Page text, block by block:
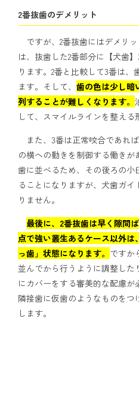
2番抜歯のデメリット
ですが、2番抜歯にはデメリ
は、抜歯した2番部分に【犬歯
ります。2番と比較して3番は
ます。そして、 歯の色は少し暗
列することが難しくなります。
して、スマイルラインを整える
また、3番は正常咬合であれ
の横への動きを制御する働きが
歯に並べるため、その後ろの
ることになりますが、犬歯ガ
りません。
最後に、2番抜歯は早く隙間
点で強い叢生あるケース以外は
っ歯」状態になります。 ですか
並んでから行うように調整した
にカバーをする審美的な配慮
隣接歯に仮歯のようなものをつ
します。